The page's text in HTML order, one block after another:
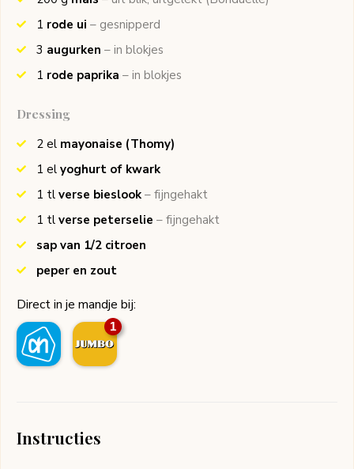
1 rode ui – gesnipperd
3 augurken – in blokjes
1 rode paprika – in blokjes
Dressing
2 el mayonaise (Thomy)
1 el yoghurt of kwark
1 tl verse bieslook – fijngehakt
1 tl verse peterselie – fijngehakt
sap van 1/2 citroen
peper en zout
Direct in je mandje bij:
1
Instructies